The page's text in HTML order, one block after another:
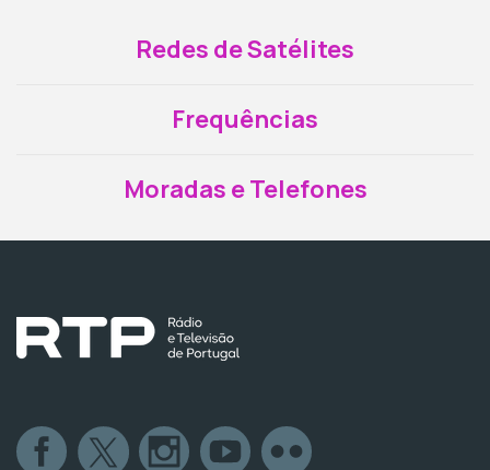
Redes de Satélites
Frequências
Moradas e Telefones